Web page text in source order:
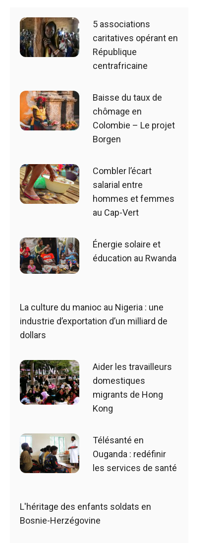
5 associations
caritatives opérant en
République
centrafricaine
Baisse du taux de
chômage en
Colombie – Le projet
Borgen
Combler l’écart
salarial entre
hommes et femmes
au Cap-Vert
Énergie solaire et
éducation au Rwanda
La culture du manioc au Nigeria : une
industrie d’exportation d’un milliard de
dollars
Aider les travailleurs
domestiques
migrants de Hong
Kong
Télésanté en
Ouganda : redéfinir
les services de santé
L'héritage des enfants soldats en
Bosnie-Herzégovine